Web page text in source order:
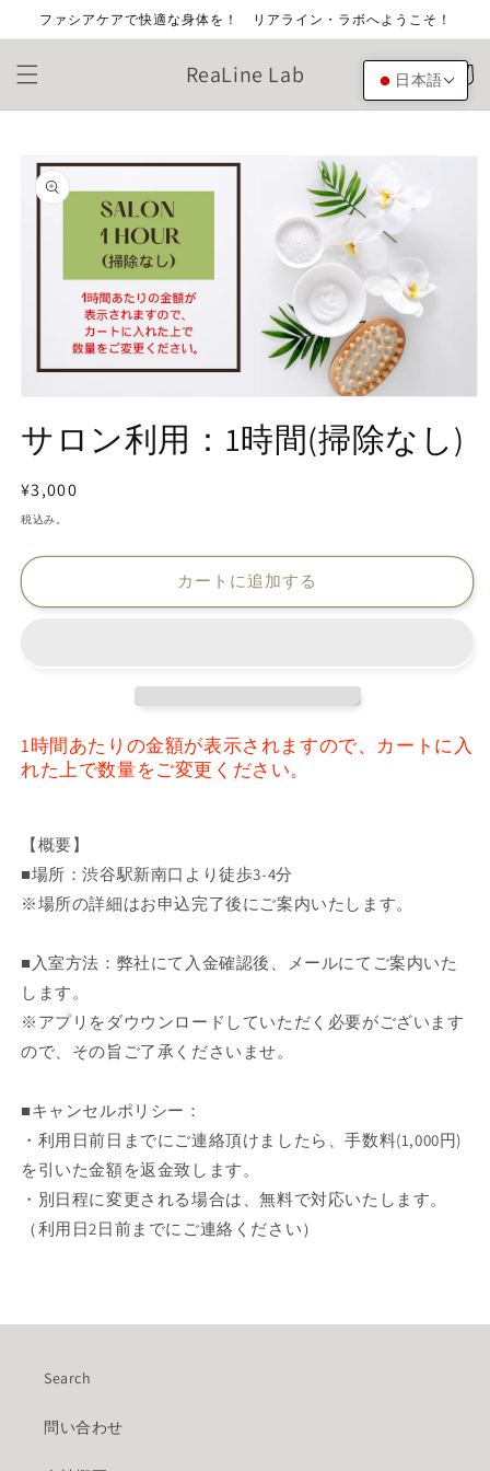
ンツに
進む
ファシアケアで快適な身体を！ リアライン・ラボへようこそ！
ReaLine Lab
ー
ト
報にス
キップ
ー
ダ
で
デ
ア
(1)
を
サロン利用：1時間(掃除なし)
通
常
格
¥3,000
税込み。
カートに追加する
1時間あたりの金額が表示されますので、カートに入
れた上で数量をご変更ください。
【概要】
■場所：渋谷駅新南口より徒歩3-4分
※場所の詳細はお申込完了後にご案内いたします。
■入室方法：弊社にて入金確認後、メールにてご案内いた
します。
※アプリをダウウンロードしていただく必要がございます
ので、その旨ご了承くださいませ。
■キャンセルポリシー：
・利用日前日までにご連絡頂けましたら、手数料(1,000円)
を引いた金額を返金致します。
・別日程に変更される場合は、無料で対応いたします。
（利用日2日前までにご連絡ください）
Search
問い合わせ
日本語